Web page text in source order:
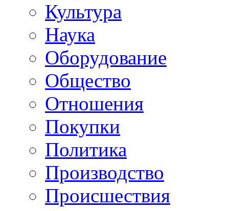
Культура
Наука
Оборудование
Общество
Отношения
Покупки
Политика
Производство
Происшествия